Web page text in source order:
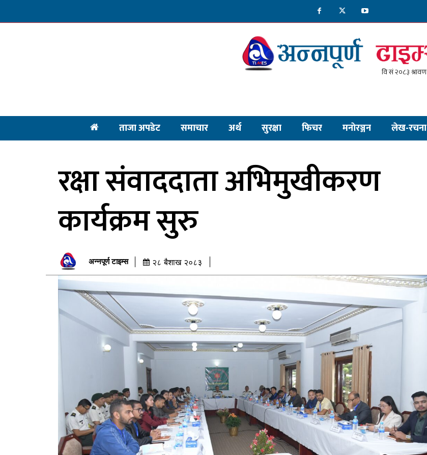
ताजा अपडेट समाचार अर्थ सुरक्षा फिचर मनाेरञ्जन लेख-रचना
रक्षा संवाददाता अभिमुखीकरण
कार्यक्रम सुरु
अन्नपूर्ण टाइम्स २८ बैशाख २०८३